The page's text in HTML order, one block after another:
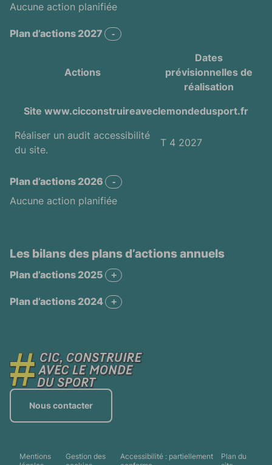
Aucune action planifiée
Plan d’actions 2027 -Plan d’actions 2027
2027 Plan d’actions. Tableau listant les actions qui
Actions
Dates
prévisionnelles de
réalisation
Site www.cicconstruireaveclemondedusport.fr
Réaliser un audit accessibilité
du site.
T 4 2027
Plan d’actions 2026 -Plan d’actions 2026
Aucune action planifiée
Les bilans des plans d’actions annuels
Plan d’actions 2025 +Plan d’actions 2025
Plan d’actions 2024 +Plan d’actions 2024
Nous contacter
Mentions
Gestion des
Accessibilité : partiellement
Plan du